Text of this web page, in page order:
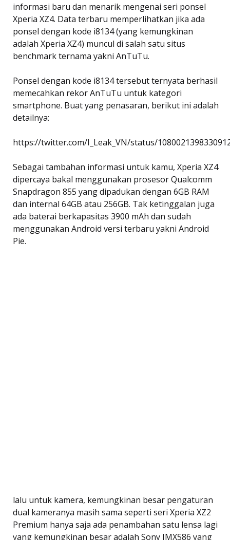
informasi baru dan menarik mengenai seri ponsel
Xperia XZ4. Data terbaru memperlihatkan jika ada
ponsel dengan kode i8134 (yang kemungkinan
adalah Xperia XZ4) muncul di salah satu situs
benchmark ternama yakni AnTuTu.
Ponsel dengan kode i8134 tersebut ternyata berhasil
memecahkan rekor AnTuTu untuk kategori
smartphone. Buat yang penasaran, berikut ini adalah
detailnya:
https://twitter.com/I_Leak_VN/status/
Sebagai tambahan informasi untuk kamu, Xperia XZ4
dipercaya bakal menggunakan prosesor Qualcomm
Snapdragon 855 yang dipadukan dengan 6GB RAM
dan internal 64GB atau 256GB. Tak ketinggalan juga
ada baterai berkapasitas 3900 mAh dan sudah
menggunakan Android versi terbaru yakni Android
Pie.
lalu untuk kamera, kemungkinan besar pengaturan
dual kameranya masih sama seperti seri Xperia XZ2
Premium hanya saja ada penambahan satu lensa lagi
yang kemungkinan besar adalah Sony IMX586 yang